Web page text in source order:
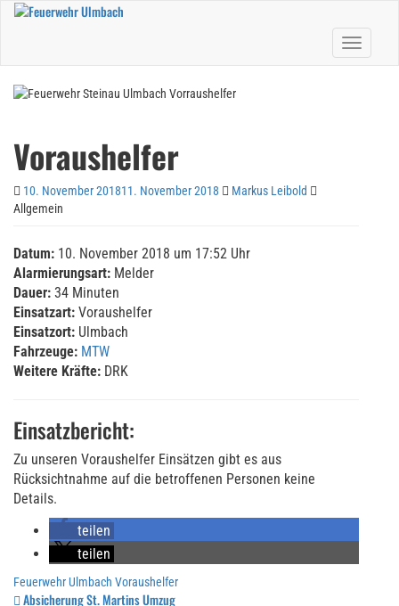
Skip
Toggle
Voraushelfer
10. November 201811. November 2018
Markus Leibold
Allgemein
Datum: 10. November 2018 um 17:52 Uhr
Alarmierungsart: Melder
Dauer: 34 Minuten
Einsatzart: Voraushelfer
Einsatzort: Ulmbach
Fahrzeuge: MTW
Weitere Kräfte: DRK
Einsatzbericht:
Zu unseren Voraushelfer Einsätzen gibt es aus
Rücksichtnahme auf die betroffenen Personen keine
Details.
teilen
teilen
Feuerwehr Ulmbach Voraushelfer
Absicherung St. Martins Umzug